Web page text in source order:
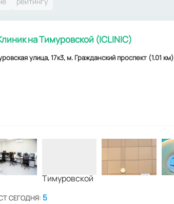
на Тимуровской (ICLINIC)
улица, 17к3, м. Гражданский проспект (1.01 км)
СЕГОДНЯ: 5